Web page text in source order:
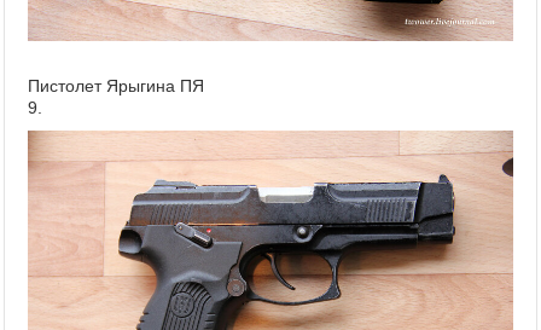
Пистолет Ярыгина ПЯ
9.